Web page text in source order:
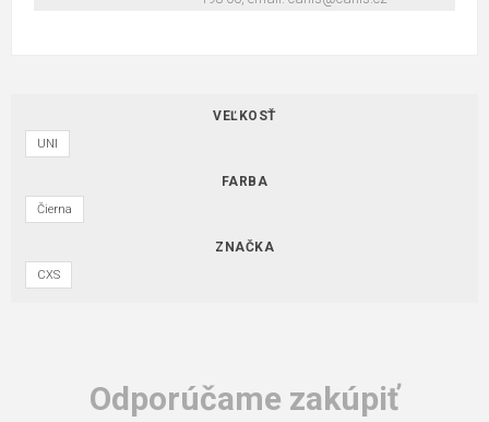
VEĽKOSŤ
UNI
FARBA
Čierna
ZNAČKA
CXS
Odporúčame zakúpiť